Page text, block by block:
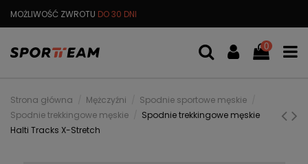
MOŻLIWOŚĆ ZWROTU DO 30 DNI
0
Strona główna Mężczyźni
Spodnie sportowe męskie
Spodnie trekkingowe męskie
Spodnie trekkingowe męskie
Halti Tracks X-Stretch